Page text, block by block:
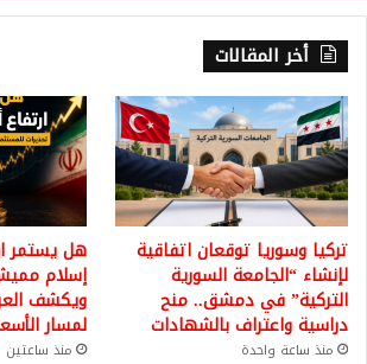
أخر المقالات
تركيا وسوريا توقعان اتفاقية
لإنشاء “الجامعة السورية
التركية” في دمشق.. منح
دراسية واعتراف بالشهادات
منذ ساعة واحدة
هل يستمر
إسلام
ويكشف
لمسار
منذ ساعتين